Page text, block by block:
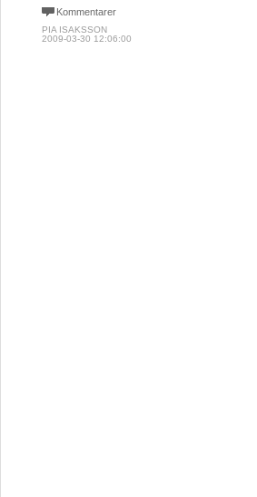
Kommentarer
PIA ISAKSSON
2009-03-30 12:06:00